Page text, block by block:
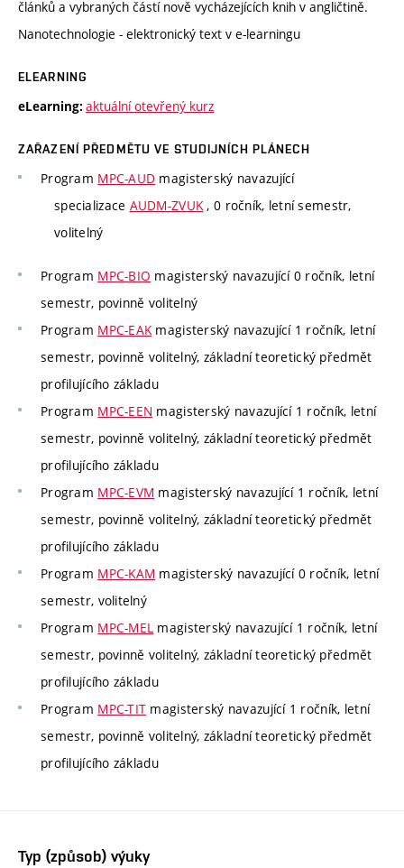
článků a vybraných částí nově vycházejících knih v angličtině.
Nanotechnologie - elektronický text v e-learningu
ELEARNING
eLearning: aktuální otevřený kurz
ZAŘAZENÍ PŘEDMĚTU VE STUDIJNÍCH PLÁNECH
Program MPC-AUD magisterský navazující
specializace AUDM-ZVUK, 0 ročník, letní semestr,
volitelný
Program MPC-BIO magisterský navazující 0 ročník, letní
semestr, povinně volitelný
Program MPC-EAK magisterský navazující 1 ročník, letní
semestr, povinně volitelný, základní teoretický předmět
profilujícího základu
Program MPC-EEN magisterský navazující 1 ročník, letní
semestr, povinně volitelný, základní teoretický předmět
profilujícího základu
Program MPC-EVM magisterský navazující 1 ročník, letní
semestr, povinně volitelný, základní teoretický předmět
profilujícího základu
Program MPC-KAM magisterský navazující 0 ročník, letní
semestr, volitelný
Program MPC-MEL magisterský navazující 1 ročník, letní
semestr, povinně volitelný, základní teoretický předmět
profilujícího základu
Program MPC-TIT magisterský navazující 1 ročník, letní
semestr, povinně volitelný, základní teoretický předmět
profilujícího základu
Typ (způsob) výuky